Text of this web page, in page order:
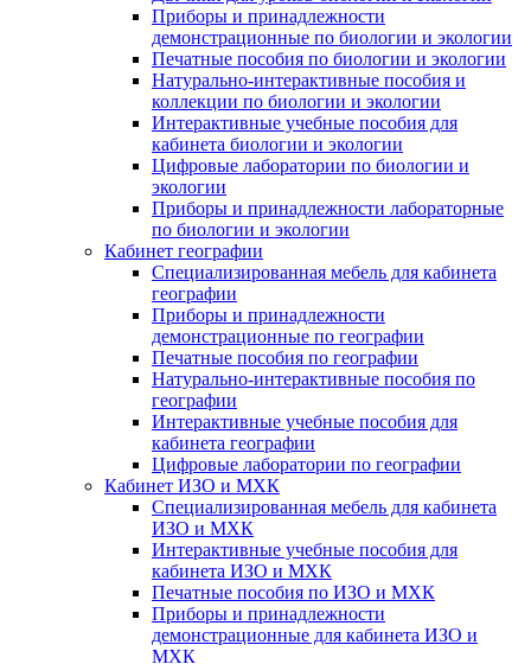
Приборы и принадлежности
демонстрационные по биологии и экологии
Печатные пособия по биологии и экологии
Натурально-интерактивные пособия и
коллекции по биологии и экологии
Интерактивные учебные пособия для
кабинета биологии и экологии
Цифровые лаборатории по биологии и
экологии
Приборы и принадлежности лабораторные
по биологии и экологии
Кабинет географии
Специализированная мебель для кабинета
географии
Приборы и принадлежности
демонстрационные по географии
Печатные пособия по географии
Натурально-интерактивные пособия по
географии
Интерактивные учебные пособия для
кабинета географии
Цифровые лаборатории по географии
Кабинет ИЗО и МХК
Специализированная мебель для кабинета
ИЗО и МХК
Интерактивные учебные пособия для
кабинета ИЗО и МХК
Печатные пособия по ИЗО и МХК
Приборы и принадлежности
демонстрационные для кабинета ИЗО и
МХК